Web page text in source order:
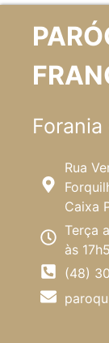
Rua
Caixa
Terça
às
(48)